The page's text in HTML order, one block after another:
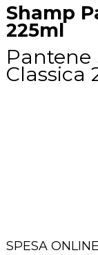
Shamp
225ml
Pantene
Classica
SPESA